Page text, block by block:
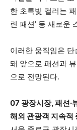
한 초록빛 컬러는
린 패션’ 등 새로운
이러한 움직임은
돼 앞으로 패션과
으로 전망된다.
07 광장시장, 패션·
해외 관광객 지속적